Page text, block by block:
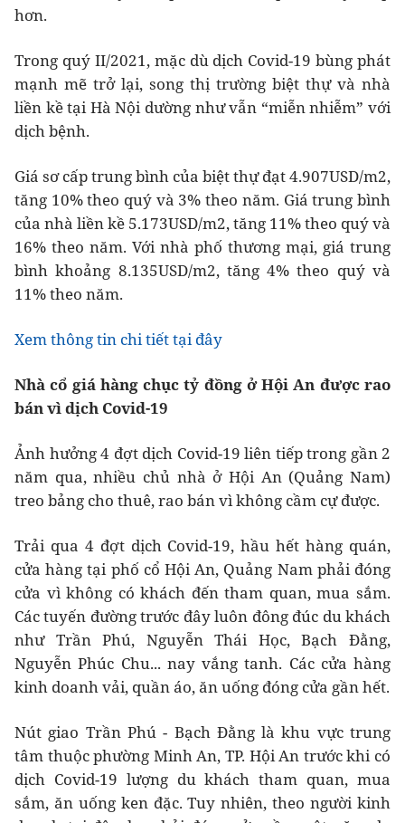
hơn.
Trong quý II/2021, mặc dù dịch Covid-19 bùng phát
mạnh mẽ trở lại, song thị trường biệt thự và nhà
liền kề tại Hà Nội dường như vẫn “miễn nhiễm” với
dịch bệnh.
Giá sơ cấp trung bình của biệt thự đạt 4.907USD/m2,
tăng 10% theo quý và 3% theo năm. Giá trung bình
của nhà liền kề 5.173USD/m2, tăng 11% theo quý và
16% theo năm. Với nhà phố thương mại, giá trung
bình khoảng 8.135USD/m2, tăng 4% theo quý và
11% theo năm.
Xem thông tin chi tiết tại đây
Nhà cổ giá hàng chục tỷ đồng ở Hội An được rao
bán vì dịch Covid-19
Ảnh hưởng 4 đợt dịch Covid-19 liên tiếp trong gần 2
năm qua, nhiều chủ nhà ở Hội An (Quảng Nam)
treo bảng cho thuê, rao bán vì không cầm cự được.
Trải qua 4 đợt dịch Covid-19, hầu hết hàng quán,
cửa hàng tại phố cổ Hội An, Quảng Nam phải đóng
cửa vì không có khách đến tham quan, mua sắm.
Các tuyến đường trước đây luôn đông đúc du khách
như Trần Phú, Nguyễn Thái Học, Bạch Đằng,
Nguyễn Phúc Chu... nay vắng tanh. Các cửa hàng
kinh doanh vải, quần áo, ăn uống đóng cửa gần hết.
Nút giao Trần Phú - Bạch Đằng là khu vực trung
tâm thuộc phường Minh An, TP. Hội An trước khi có
dịch Covid-19 lượng du khách tham quan, mua
sắm, ăn uống ken đặc. Tuy nhiên, theo người kinh